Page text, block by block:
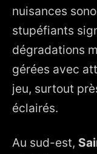
nuisances
stupéfiants
dégradations
gérées avec
jeu, surtout
éclairés.
Au sud-est,